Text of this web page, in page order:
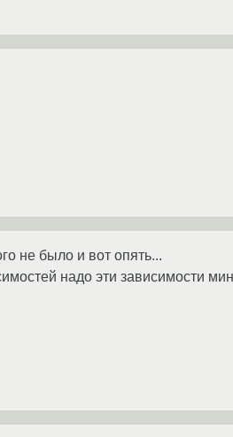
не было и вот опять...
надо эти зависимости